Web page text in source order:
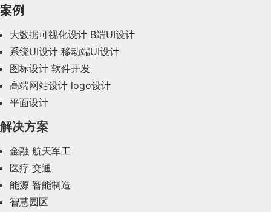
2023年10月(14)
2023年8月(88)
2023年7月(62)
2023年6月(58)
2023年5月(28)
2023年4月(47)
案例
大数据可视化设计 B端UI设计
系统UI设计 移动端UI设计
图标设计 软件开发
高端网站设计 logo设计
平面设计
解决方案
金融 航天军工
医疗 交通
能源 智能制造
智慧园区